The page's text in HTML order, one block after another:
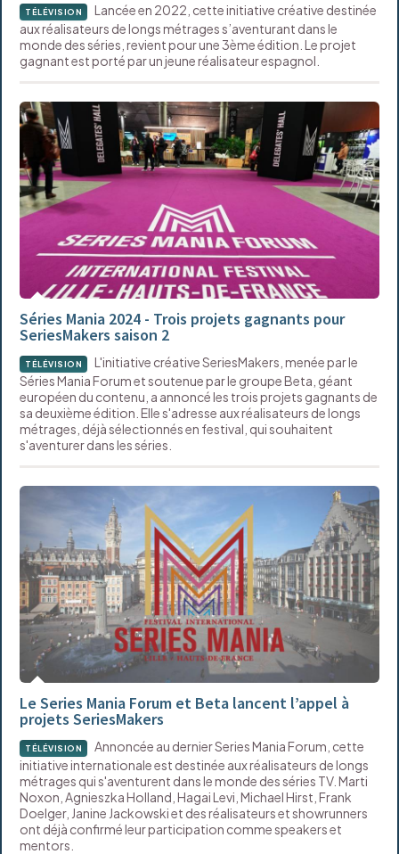
TÉLÉVISION
Lancée en 2022, cette initiative créative destinée
aux réalisateurs de longs métrages s’aventurant dans le
monde des séries, revient pour une 3ème édition. Le projet
gagnant est porté par un jeune réalisateur espagnol.
Séries Mania 2024 - Trois projets gagnants pour
SeriesMakers saison 2
TÉLÉVISION
L'initiative créative SeriesMakers, menée par le
Séries Mania Forum et soutenue par le groupe Beta, géant
européen du contenu, a annoncé les trois projets gagnants de
sa deuxième édition. Elle s'adresse aux réalisateurs de longs
métrages, déjà sélectionnés en festival, qui souhaitent
s'aventurer dans les séries.
Le Series Mania Forum et Beta lancent l’appel à
projets SeriesMakers
TÉLÉVISION
Annoncée au dernier Series Mania Forum, cette
initiative internationale est destinée aux réalisateurs de longs
métrages qui s'aventurent dans le monde des séries TV. Marti
Noxon, Agnieszka Holland, Hagai Levi, Michael Hirst, Frank
Doelger, Janine Jackowski et des réalisateurs et showrunners
ont déjà confirmé leur participation comme speakers et
mentors.